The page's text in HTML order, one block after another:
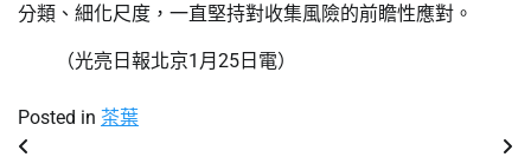
分類、細化尺度，一直堅持對收集風險的前瞻性應對。
（光亮日報北京1月25日電）
Posted in 茶葉